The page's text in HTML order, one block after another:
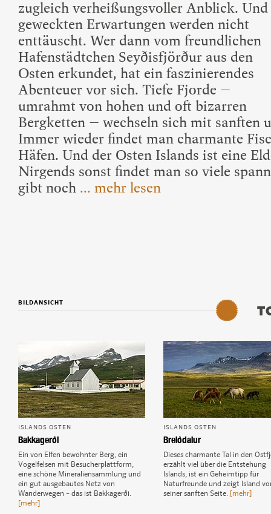
zugleich verheißungsvoller Anblick. Und
geweckten Erwartungen werden nicht
enttäuscht. Wer dann vom freundlichen
Hafenstädtchen Seyðisfjörður aus den
Osten erkundet, hat ein faszinierendes
Abenteuer vor sich. Tiefe Fjorde –
umrahmt von hohen und oft bizarren
Bergketten – wechseln sich mit sanften
Immer wieder findet man charmante
Häfen. Und der Osten Islands ist eine
Nirgends sonst findet man so viele
gibt noch ... mehr lesen
BILDANSICHT
ISLANDS OSTEN
Bakkagerði
Ein von Elfen bewohnter Berg, ein
Vogelfelsen mit Besucherplattform,
eine schöne Mineraliensammlung und
ein gut ausgebautes Netz von
Wanderwegen – das ist Bakkagerði.
[mehr]
ISLANDS OSTEN
Breiðdalur
Dieses charmante Tal in den
erzählt viel über die Entstehung
Islands, ist ein Geheimtipp für
Naturfreunde und zeigt Island
seiner sanften Seite. [mehr]